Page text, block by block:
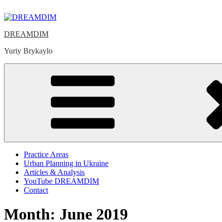
to
DREAMDIM
Yuriy Brykaylo
Practice Areas
Urban Planning in Ukraine
Articles & Analysis
YouTube DREAMDIM
Contact
Month: June 2019